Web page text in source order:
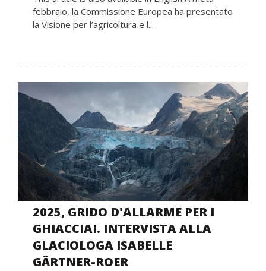
febbraio, la Commissione Europea ha presentato
la Visione per l’agricoltura e l...
2025, GRIDO D'ALLARME PER I
GHIACCIAI. INTERVISTA ALLA
GLACIOLOGA ISABELLE
GÄRTNER-ROER